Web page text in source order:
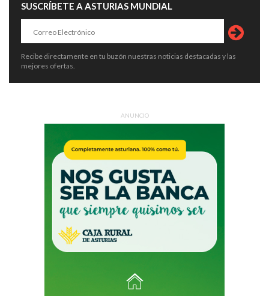
SUSCRÍBETE A ASTURIAS MUNDIAL
Recibe directamente en tu buzón nuestras noticias destacadas y las
mejores ofertas.
ANUNCIO